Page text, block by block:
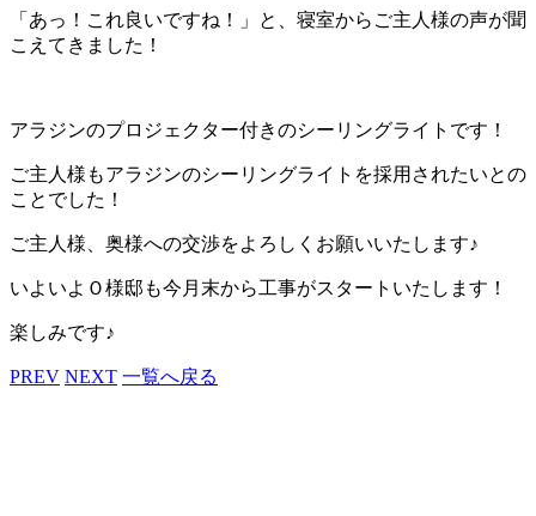
「あっ！これ良いですね！」と、寝室からご主人様の声が聞
こえてきました！
アラジンのプロジェクター付きのシーリングライトです！
ご主人様もアラジンのシーリングライトを採用されたいとの
ことでした！
ご主人様、奥様への交渉をよろしくお願いいたします♪
いよいよＯ様邸も今月末から工事がスタートいたします！
楽しみです♪
PREV NEXT 一覧へ戻る